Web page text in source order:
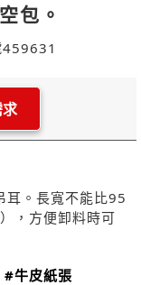
包。
459631
求
。長寬不能比95
，方便卸料時可
#牛皮紙張